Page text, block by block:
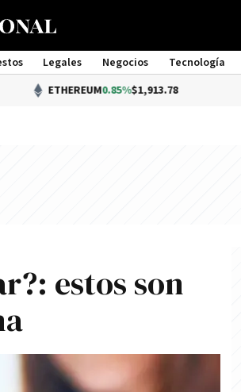
Legales Negocios Tecnología
0.85%$1,913.78
estos son